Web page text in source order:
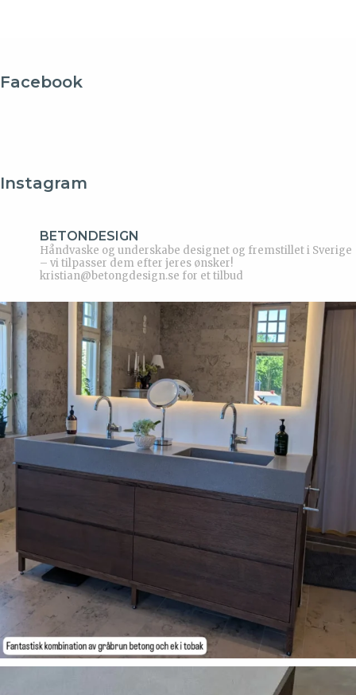
Facebook
Instagram
BETONDESIGN
Håndvaske og underskabe designet og fremstillet i Sverige
– vi tilpasser dem efter jeres ønsker!
kristian@betongdesign.se for et tilbud